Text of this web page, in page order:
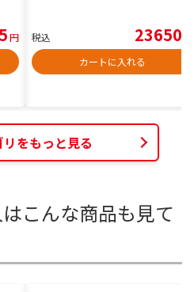
円
税込 23650
カートに入れる
をもっと見る
こんな商品も見て